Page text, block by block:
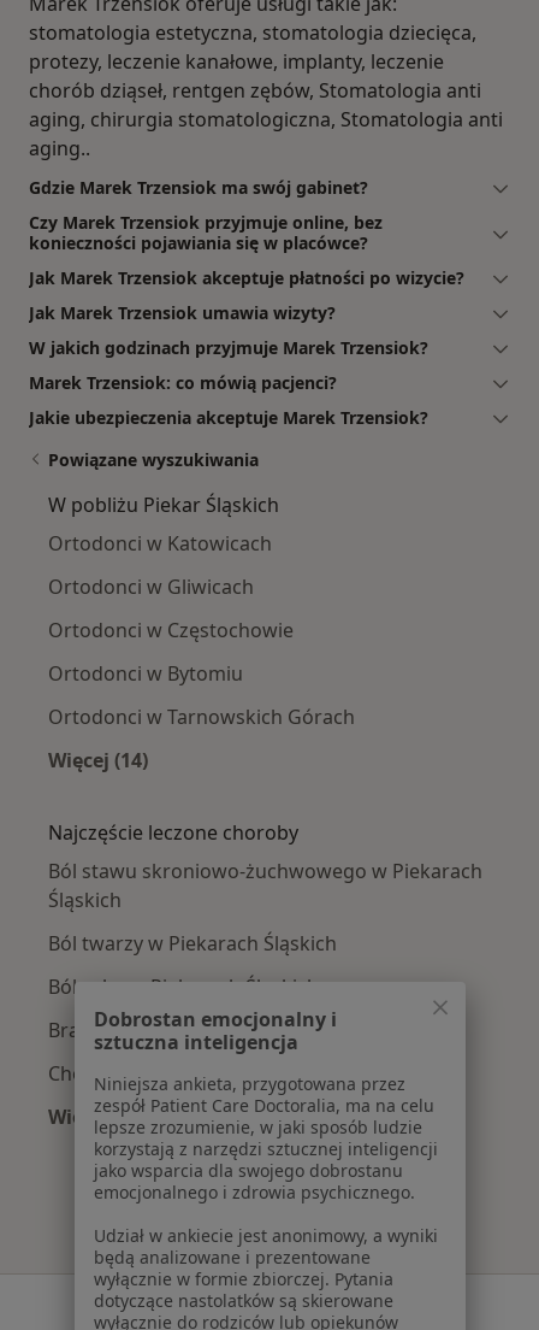
stomatologia estetyczna, stomatologia dziecięca,
protezy, leczenie kanałowe, implanty, leczenie
chorób dziąseł, rentgen zębów, Stomatologia anti
aging, chirurgia stomatologiczna, Stomatologia anti
aging..
Gdzie Marek Trzensiok ma swój gabinet?
Czy Marek Trzensiok przyjmuje online, bez
konieczności pojawiania się w placówce?
Jak Marek Trzensiok akceptuje płatności po wizycie?
Jak Marek Trzensiok umawia wizyty?
W jakich godzinach przyjmuje Marek Trzensiok?
Marek Trzensiok: co mówią pacjenci?
Jakie ubezpieczenia akceptuje Marek Trzensiok?
Powiązane wyszukiwania
W pobliżu Piekar Śląskich
Ortodonci w Katowicach
Ortodonci w Gliwicach
Ortodonci w Częstochowie
Ortodonci w Bytomiu
Ortodonci w Tarnowskich Górach
Więcej (14)
Najczęście leczone choroby
Ból stawu skroniowo-żuchwowego w Piekarach
Śląskich
Ból twarzy w Piekarach Śląskich
Ból zęba w Piekarach Śląskich
Braki zębowe w Piekarach Śląskich
Choroby dziąseł w Piekarach Śląskich
Więcej (11)
Więcej w kategorii: Najczęście leczone
Serwis
Dobrostan emocjonalny i
sztuczna inteligencja
Niniejsza ankieta, przygotowana przez
zespół Patient Care Doctoralia, ma na celu
lepsze zrozumienie, w jaki sposób ludzie
korzystają z narzędzi sztucznej inteligencji
jako wsparcia dla swojego dobrostanu
emocjonalnego i zdrowia psychicznego.
Udział w ankiecie jest anonimowy, a wyniki
będą analizowane i prezentowane
wyłącznie w formie zbiorczej. Pytania
dotyczące nastolatków są skierowane
wyłącznie do rodziców lub opiekunów